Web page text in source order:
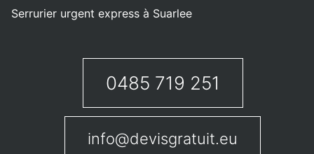
Serrurier urgent express à Suarlee
0485 719 251
info@devisgratuit.eu